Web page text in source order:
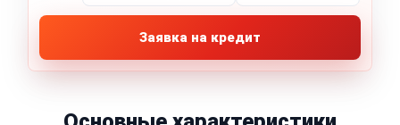
Заявка на кредит